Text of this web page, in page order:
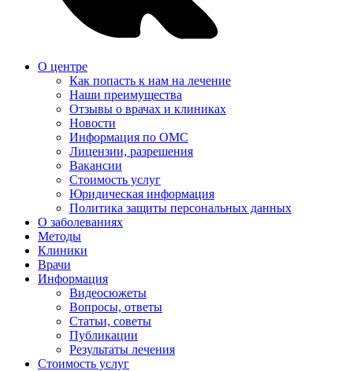
О центре
Как попасть к нам на лечение
Наши преимущества
Отзывы о врачах и клиниках
Новости
Информация по ОМС
Лицензии, разрешения
Вакансии
Стоимость услуг
Юридическая информация
Политика защиты персональных данных
О заболеваниях
Методы
Клиники
Врачи
Информация
Видеосюжеты
Вопросы, ответы
Статьи, советы
Публикации
Результаты лечения
Стоимость услуг